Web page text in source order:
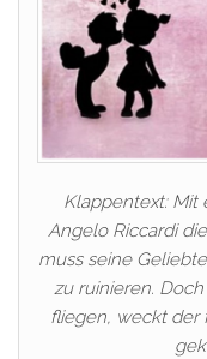
Klappentext: Mit
Angelo Riccardi
muss seine
zu ruinieren.
fliegen, weckt der